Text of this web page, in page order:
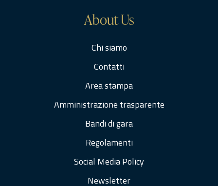
About Us
Chi siamo
Contatti
Area stampa
Amministrazione trasparente
Bandi di gara
Regolamenti
Social Media Policy
Newsletter